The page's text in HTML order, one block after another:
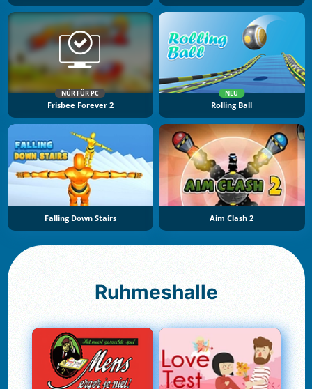
NÜR FÜR PC
Frisbee Forever 2
NEU
Rolling Ball
Falling Down Stairs Aim Clash 2
Ruhmeshalle